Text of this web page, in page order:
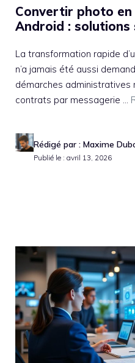
Convertir photo en
Android : solutions
La transformation rapide
n’a jamais été aussi
démarches administratives
contrats par messagerie ...
Rédigé par : Maxime
Publié le : avril 13, 2026